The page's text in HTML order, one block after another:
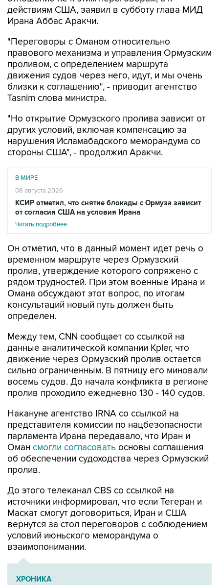
действиям США, заявил в субботу глава МИД
Ирана Аббас Аракчи.
"Переговоры с Оманом относительно
правового механизма и управления Ормузским
проливом, с определением маршрута
движения судов через него, идут, и мы очень
близки к соглашению", - приводит агентство
Tasnim слова министра.
"Но открытие Ормузского пролива зависит от
других условий, включая компенсацию за
нарушения Исламабадского меморандума со
стороны США", - продолжил Аракчи.
В МИРЕ
08 августа 2026
КСИР отметил, что снятие блокады с Ормуза зависит
от согласия США на условия Ирана
Читать подробнее
Он отметил, что в данный момент идет речь о
временном маршруте через Ормузский
пролив, утверждение которого сопряжено с
рядом трудностей. При этом военные Ирана и
Омана обсуждают этот вопрос, по итогам
консультаций новый путь должен быть
определен.
Между тем, CNN сообщает со ссылкой на
данные аналитической компании Kpler, что
движение через Ормузский пролив остается
сильно ограниченным. В пятницу его миновали
восемь судов. До начала конфликта в регионе
пролив проходило ежедневно 130 - 140 судов.
Накануне агентство IRNA со ссылкой на
представителя комиссии по нацбезопасности
парламента Ирана передавало, что Иран и
Оман смогли согласовать основы соглашения
об обеспечении судоходства через Ормузский
пролив.
До этого телеканал CBS со ссылкой на
источники информировал, что если Тегеран и
Маскат смогут договориться, Иран и США
вернутся за стол переговоров с соблюдением
условий июньского меморандума о
взаимопонимании.
ХРОНИКА